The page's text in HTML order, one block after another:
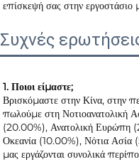
Συχνές
1. Ποιοι είμαστε;
Βρισκόμαστε στην Κίνα, στην
πωλούμε στη Νοτιοανατολική
(20.00%), Ανατολική Ευρώπη
Οκεανία (10.00%), Νότια Ασία
μας εργάζονται συνολικά